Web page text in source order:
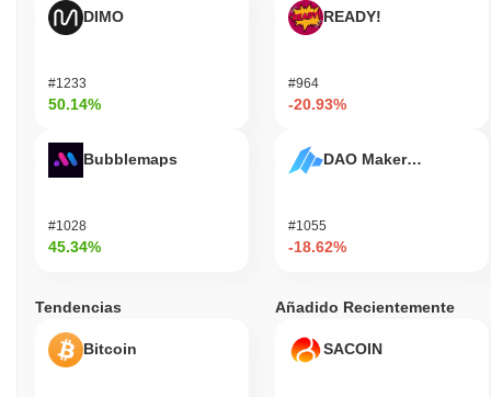
DIMO
#1233
50.14%
Bubblemaps
#1028
45.34%
READY!
#964
-20.93%
DAO Maker Token
#1055
-18.62%
Tendencias
Bitcoin
Añadido Recientemente
SACOIN